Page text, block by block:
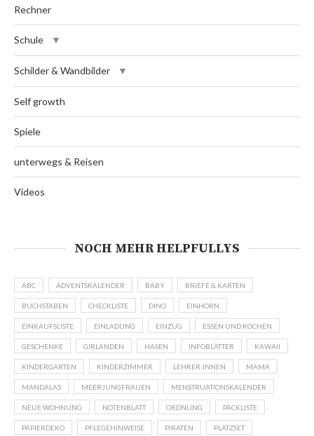
Rechner
Schule
Schilder & Wandbilder
Self growth
Spiele
unterwegs & Reisen
Videos
NOCH MEHR HELPFULLYS
ABC ADVENTSKALENDER BABY BRIEFE & KARTEN
BUCHSTABEN CHECKLISTE DINO EINHORN
EINKAUFSLISTE EINLADUNG EINZUG ESSEN UND KOCHEN
GESCHENKE GIRLANDEN HASEN INFOBLÄTTER KAWAII
KINDERGARTEN KINDERZIMMER LEHRER:INNEN MAMA
MANDALAS MEERJUNGFRAUEN MENSTRUATIONSKALENDER
NEUE WOHNUNG NOTENBLATT ORDNUNG PACKLISTE
PAPIERDEKO PFLEGEHINWEISE PIRATEN PLATZSET